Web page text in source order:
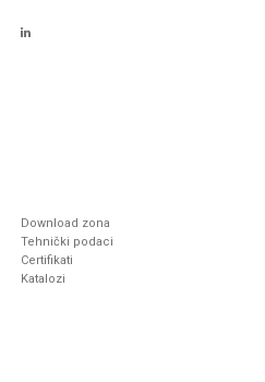
Download zona
Tehnički podaci
Certifikati
Katalozi